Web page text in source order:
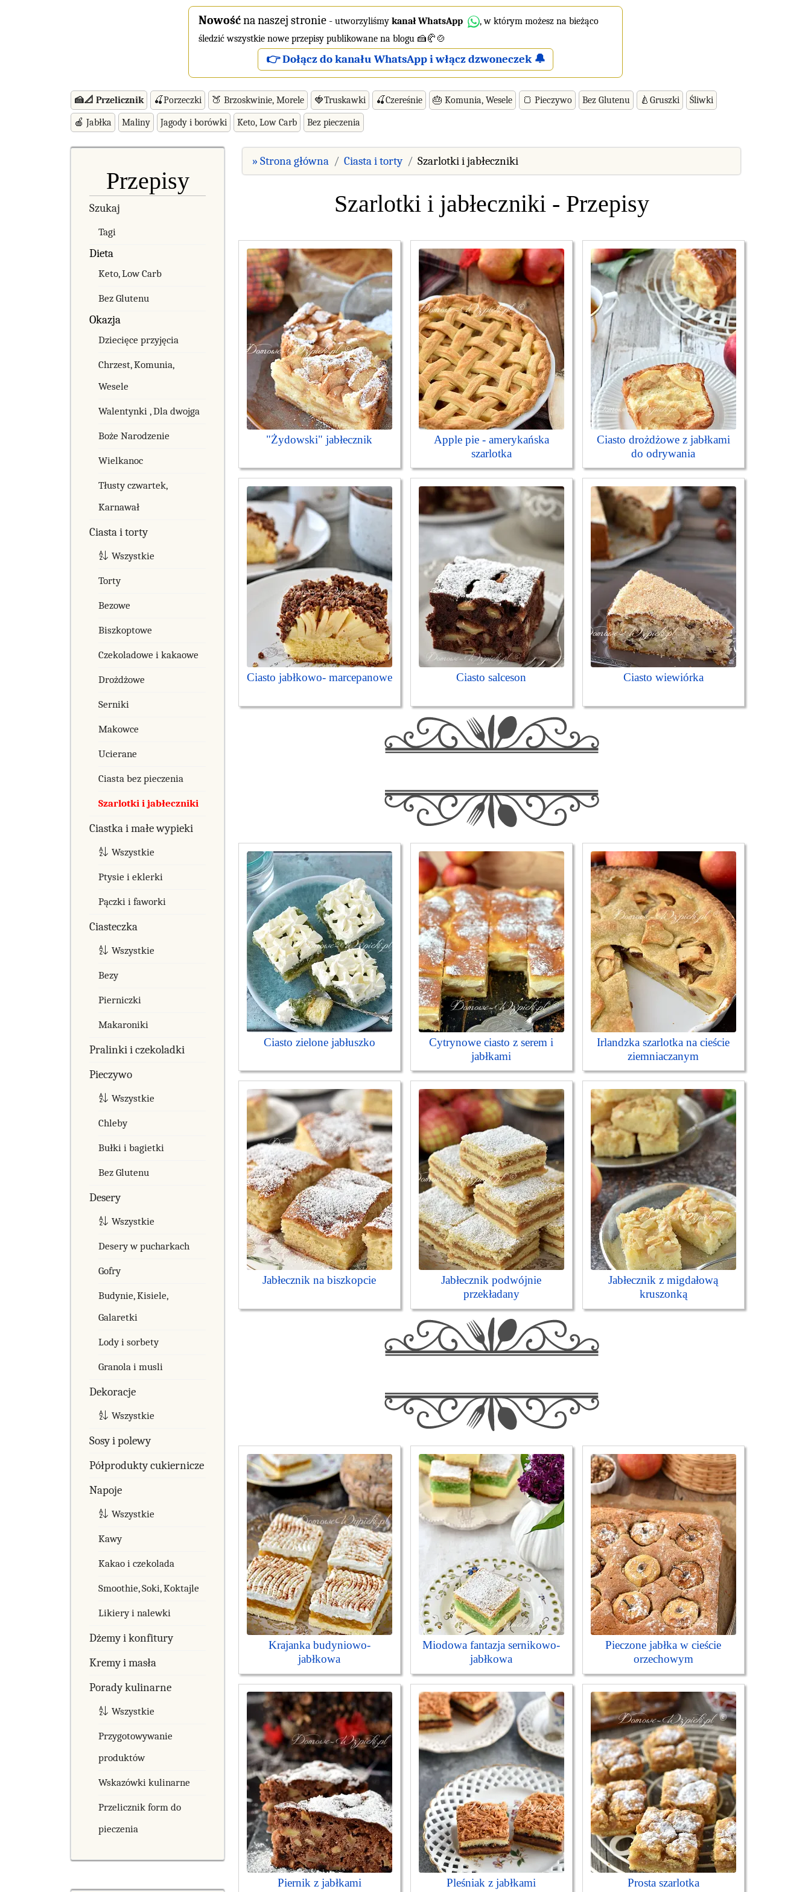
Nowośćna naszej stronie - utworzyliśmy kanał WhatsApp
, w którym możesz na bieżąco
śledzić wszystkie nowe przepisy publikowane na blogu 🍰🥐🍲
👉 Dołącz do kanału WhatsApp i włącz dzwoneczek 🔔
🍰📐 Przelicznik 🍒Porzeczki 🍑 Brzoskwinie, Morele 🍓Truskawki 🍒Czereśnie 🎂 Komunia, Wesele 🍞 Pieczywo Bez Glutenu 🍐Gruszki Śliwki
🍎 Jabłka Maliny Jagody i borówki Keto, Low Carb Bez pieczenia
Przepisy
Szukaj
Tagi
Dieta
Keto, Low Carb
Bez Glutenu
Okazja
Dziecięce przyjęcia
Chrzest, Komunia,
Wesele
Walentynki , Dla dwojga
Boże Narodzenie
Wielkanoc
Tłusty czwartek,
Karnawał
Ciasta i torty
Wszystkie
Torty
Bezowe
Biszkoptowe
Czekoladowe i kakaowe
Drożdżowe
Serniki
Makowce
Ucierane
Ciasta bez pieczenia
Szarlotki i jabłeczniki
Ciastka i małe wypieki
Wszystkie
Ptysie i eklerki
Pączki i faworki
Ciasteczka
Wszystkie
Bezy
Pierniczki
Makaroniki
Pralinki i czekoladki
Pieczywo
Wszystkie
Chleby
Bułki i bagietki
Bez Glutenu
Desery
Wszystkie
Desery w pucharkach
Gofry
Budynie, Kisiele,
Galaretki
Lody i sorbety
Granola i musli
Dekoracje
Wszystkie
Sosy i polewy
Półprodukty cukiernicze
Napoje
Wszystkie
Kawy
Kakao i czekolada
Smoothie, Soki, Koktajle
Likiery i nalewki
Dżemy i konfitury
Kremy i masła
Porady kulinarne
Wszystkie
Przygotowywanie
produktów
Wskazówki kulinarne
Przelicznik form do
pieczenia
» Strona główna Ciasta i torty Szarlotki i jabłeczniki
Szarlotki i jabłeczniki - Przepisy
"Żydowski" jabłecznik
Apple pie - amerykańska
szarlotka
Ciasto drożdżowe z jabłkami
do odrywania
Ciasto jabłkowo- marcepanowe Ciasto salceson Ciasto wiewiórka
Ciasto zielone jabłuszko
Cytrynowe ciasto z serem i
jabłkami
Irlandzka szarlotka na cieście
ziemniaczanym
Jabłecznik na biszkopcie
Jabłecznik podwójnie
przekładany
Jabłecznik z migdałową
kruszonką
Krajanka budyniowo-
jabłkowa
Miodowa fantazja sernikowo-
jabłkowa
Pieczone jabłka w cieście
orzechowym
Piernik z jabłkami Pleśniak z jabłkami Prosta szarlotka